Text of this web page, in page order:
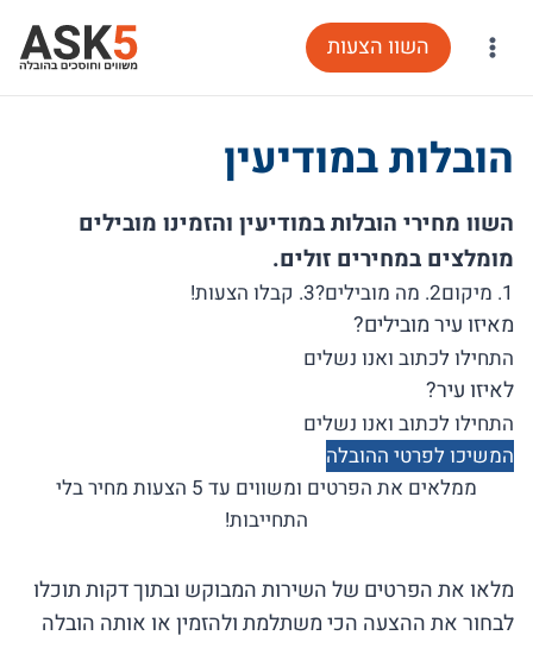
השוו הצעות
הובלות במודיעין
השוו מחירי הובלות במודיעין והזמינו מובילים
מומלצים במחירים זולים.
1. מיקום 2. מה מובילים? 3. קבלו הצעות!
מאיזו עיר מובילים?
לאיזו עיר?
המשיכו לפרטי ההובלה
ממלאים את הפרטים ומשווים עד 5 הצעות מחיר בלי
התחייבות!
מלאו את הפרטים של השירות המבוקש ובתוך דקות תוכלו
לבחור את ההצעה הכי משתלמת ולהזמין או אותה הובלה